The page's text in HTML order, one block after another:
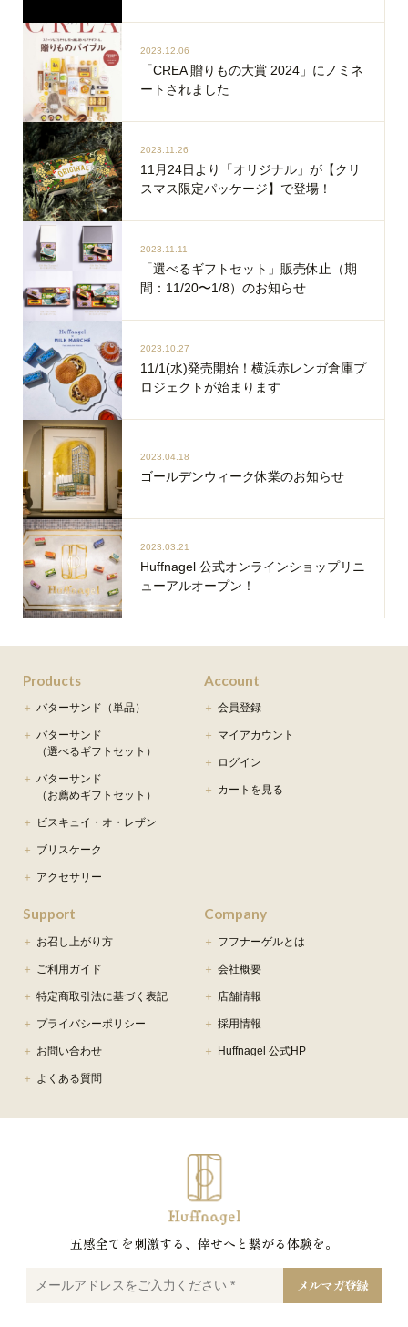
2023.12.06
「CREA 贈りもの大賞 2024」にノミネ
ートされました
2023.11.26
11月24日より「オリジナル」が【クリ
スマス限定パッケージ】で登場！
2023.11.11
「選べるギフトセット」販売休止（期
間：11/20〜1/8）のお知らせ
2023.10.27
11/1(水)発売開始！横浜赤レンガ倉庫プ
ロジェクトが始まります
2023.04.18
ゴールデンウィーク休業のお知らせ
2023.03.21
Huffnagel 公式オンラインショップリニ
ューアルオープン！
Products
バターサンド（単品）
バターサンド
（選べるギフトセット）
バターサンド
（お薦めギフトセット）
ビスキュイ・オ・レザン
ブリスケーク
アクセサリー
Account
会員登録
マイアカウント
ログイン
カートを見る
Support
お召し上がり方
ご利用ガイド
特定商取引法に基づく表記
プライバシーポリシー
お問い合わせ
よくある質問
Company
フフナーゲルとは
会社概要
店舗情報
採用情報
Huffnagel 公式HP
五感全てを刺激する、倖せへと繋がる体験を。
ー